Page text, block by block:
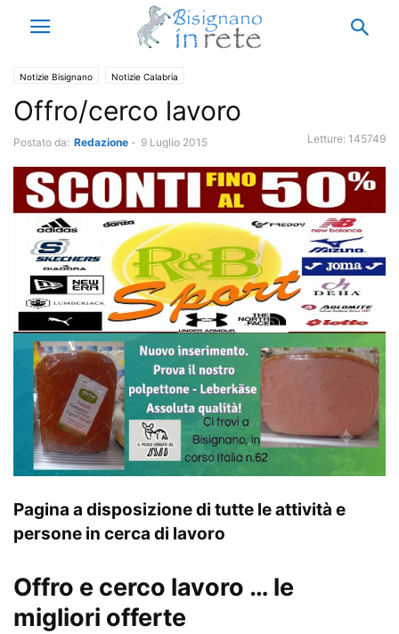
Notizie Bisignano Notizie Calabria
Offro/cerco lavoro
Postato da: Redazione - 9 Luglio 2015 Letture: 145749
Pagina a disposizione di tutte le attività e
persone in cerca di lavoro
Offro e cerco lavoro … le
migliori offerte